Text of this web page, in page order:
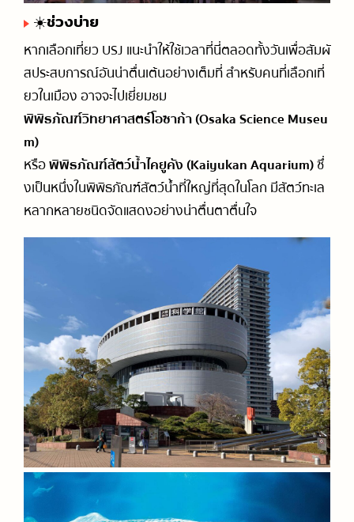
☀️ช่วงบ่าย
หากเลือกเที่ยว USJ แนะนำให้ใช้เวลาที่นี่ตลอดทั้งวันเพื่อสัมผั
สประสบการณ์อันน่าตื่นเต้นอย่างเต็มที่ สำหรับคนที่เลือกเที่
ยวในเมือง อาจจะไปเยี่ยมชม
พิพิธภัณฑ์วิทยาศาสตร์โอซาก้า (Osaka Science Museu
m)
หรือพิพิธภัณฑ์สัตว์น้ำไคยูคัง (Kaiyukan Aquarium)ซึ่
งเป็นหนึ่งในพิพิธภัณฑ์สัตว์น้ำที่ใหญ่ที่สุดในโลก มีสัตว์ทะเล
หลากหลายชนิดจัดแสดงอย่างน่าตื่นตาตื่นใจ